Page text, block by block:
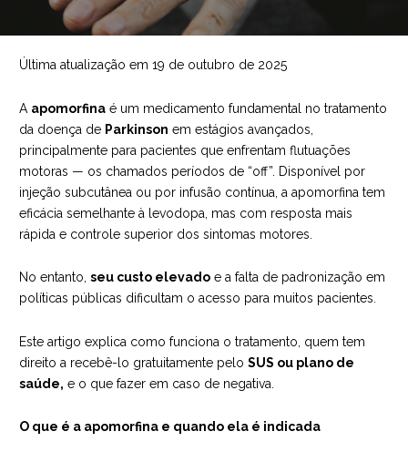
Última atualização em 19 de outubro de 2025
A apomorfina é um medicamento fundamental no tratamento
da doença de Parkinson em estágios avançados,
principalmente para pacientes que enfrentam flutuações
motoras — os chamados períodos de “off”. Disponível por
injeção subcutânea ou por infusão contínua, a apomorfina tem
eficácia semelhante à levodopa, mas com resposta mais
rápida e controle superior dos sintomas motores.
No entanto, seu custo elevado e a falta de padronização em
políticas públicas dificultam o acesso para muitos pacientes.
Este artigo explica como funciona o tratamento, quem tem
direito a recebê-lo gratuitamente pelo SUS ou plano de
saúde, e o que fazer em caso de negativa.
O que é a apomorfina e quando ela é indicada